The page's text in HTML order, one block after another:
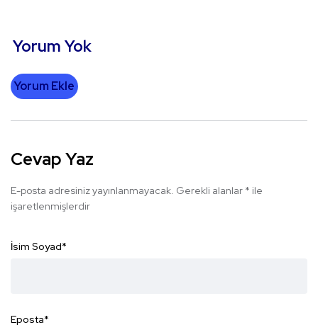
Yorum Yok
Yorum Ekle
Cevap Yaz
E-posta adresiniz yayınlanmayacak. Gerekli alanlar * ile
işaretlenmişlerdir
İsim Soyad*
Eposta*